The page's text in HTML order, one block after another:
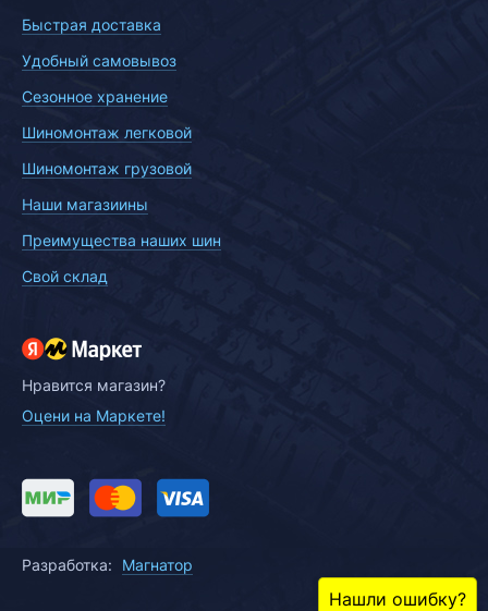
Быстрая доставка
Удобный самовывоз
Сезонное хранение
Шиномонтаж легковой
Шиномонтаж грузовой
Наши магазиины
Преимущества наших шин
Свой склад
Нравится магазин?
Оцени на Маркете!
Разработка: Магнатор
Нашли ошибку?